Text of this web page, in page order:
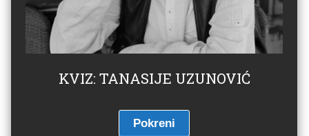
KVIZ: TANASIJE UZUNOVIĆ